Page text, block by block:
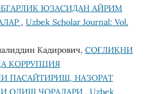
ЮЗАСИДАН АЙРИМ
, Uzbek Scholar Journal: Vol.
Кадирович, СОҒЛИҚНИ
КОРРУПЦИЯ
ПАСАЙТИРИШ, НАЗОРАТ
ОЛИШ ЧОРАЛАРИ , Uzbek